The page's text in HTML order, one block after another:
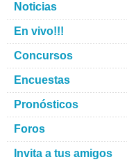
Noticias
En vivo!!!
Concursos
Encuestas
Pronósticos
Foros
Invita a tus amigos